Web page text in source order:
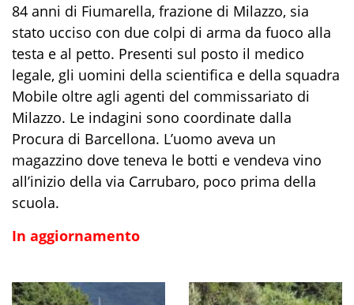
84 anni di Fiumarella, frazione di Milazzo, sia
stato ucciso con due colpi di arma da fuoco alla
testa e al petto. Presenti sul posto il medico
legale, gli uomini della scientifica e della squadra
Mobile oltre agli agenti del commissariato di
Milazzo. Le indagini sono coordinate dalla
Procura di Barcellona. L’uomo aveva un
magazzino dove teneva le botti e vendeva vino
all’inizio della via Carrubaro, poco prima della
scuola.
In aggiornamento